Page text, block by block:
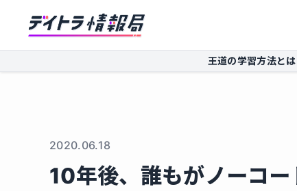
王道の学習方法とは
2020.06.18
10年後、誰もがノーコ